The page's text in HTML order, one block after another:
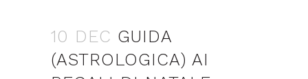
10 DEC GUIDA
(ASTROLOGICA) AI